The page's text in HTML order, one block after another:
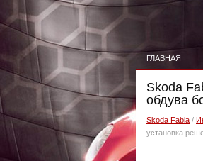
ГЛАВНАЯ
Skoda
обдува
Skoda Fabia /
установка